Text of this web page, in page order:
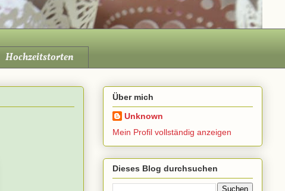
Hochzeitstorten
Über mich
Unknown
Mein Profil vollständig anzeigen
Dieses Blog durchsuchen